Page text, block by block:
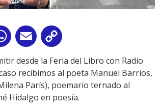
WhatsApp
Email
Link
desde la Feria del Libro con Radio
recibimos al poeta Manuel Barrios,
París), poemario ternado al
Hidalgo en poesía.